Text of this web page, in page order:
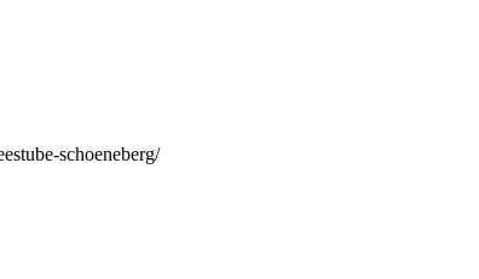
schoeneberg/